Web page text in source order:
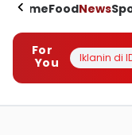
HomeFoodNews
For
You
Iklanin di